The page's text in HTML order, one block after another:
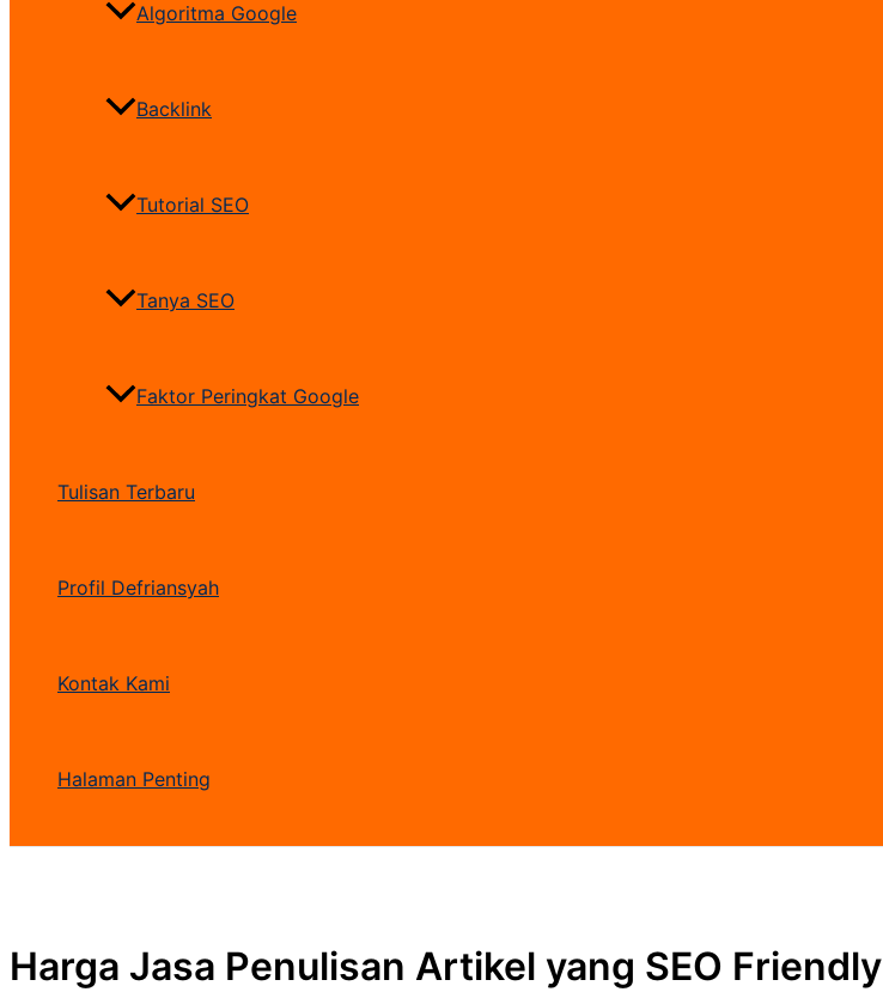
Algoritma Google
Backlink
Tutorial SEO
Tanya SEO
Faktor Peringkat Google
Tulisan Terbaru
Profil Defriansyah
Kontak Kami
Halaman Penting
Harga Jasa Penulisan Artikel yang SEO Friendly